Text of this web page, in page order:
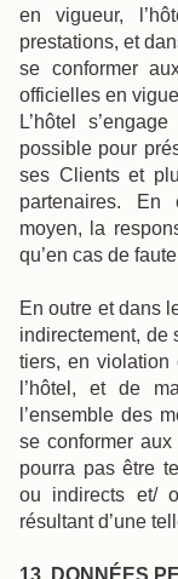
en vigueur,
prestations, et
se conformer
officielles en
L’hôtel
possible pour
ses Clients et
partenaires. En
moyen, la
qu’en cas de
En outre et dans
indirectement, de
tiers, en violation
l’hôtel, et de
l’ensemble des
se conformer
pourra pas être
ou indirects et/
résultant d’une
13. DONNÉES